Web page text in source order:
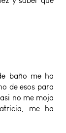
baño me ha
de esos para
no me moja
me ha